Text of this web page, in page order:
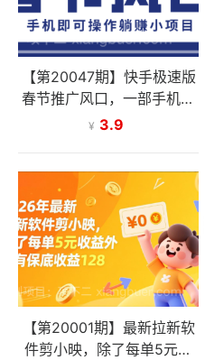
【第20047期】快手极速版
春节推广风口，一部手机就
能上手，拉新20元/人平台
¥ 3.9
【第20001期】最新拉新软
件剪小映，除了每单5元收